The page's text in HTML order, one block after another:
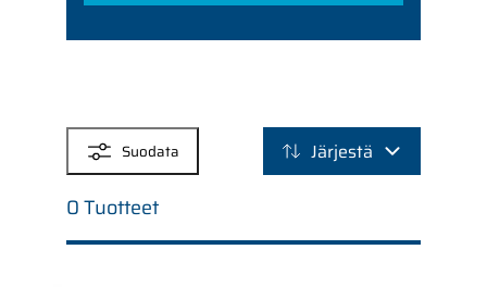
Suodata Järjestä
0 Tuotteet